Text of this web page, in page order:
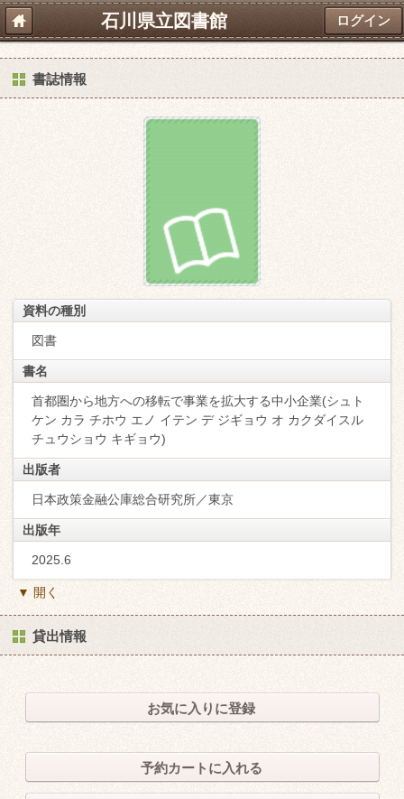
石川県立図書館 ログイン
書誌情報
資料の種別
図書
書名
首都圏から地方への移転で事業を拡大する中小企業(シュト
ケン カラ チホウ エノ イテン デ ジギョウ オ カクダイスル
チュウショウ キギョウ)
出版者
日本政策金融公庫総合研究所／東京
出版年
2025.6
▼ 開く
貸出情報
お気に入りに登録
予約カートに入れる